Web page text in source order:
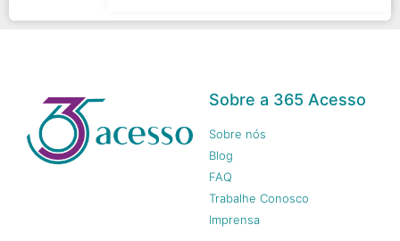
Sobre a 365 Acesso
Sobre nós
Blog
FAQ
Trabalhe Conosco
Imprensa